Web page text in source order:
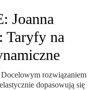
Joanna
Taryfy na
rozwiązaniem
dopasowują się